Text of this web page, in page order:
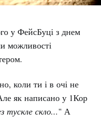
у ФейсБуці з днем
можливості
коли ти і в очі не
як написано у 1Кор
тускле скло..." А